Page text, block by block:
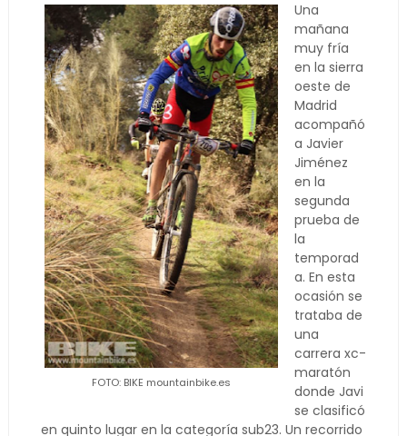
FOTO: BIKE mountainbike.es
Una
mañana
muy fría
en la sierra
oeste de
Madrid
acompañó
a Javier
Jiménez
en la
segunda
prueba de
la
temporad
a. En esta
ocasión se
trataba de
una
carrera xc-
maratón
donde Javi
se clasificó
en quinto lugar en la categoría sub23. Un recorrido